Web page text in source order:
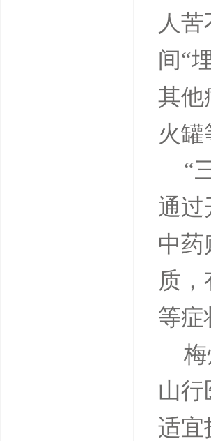
人
间“
其他
火
“
通过
中药
质
等症
山行
适宜